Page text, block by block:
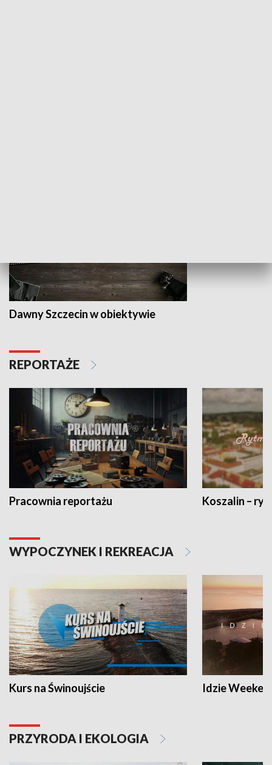
Dawny Szczecin w obiektywie
REPORTAŻE
Pracownia reportażu Koszalin –
WYPOCZYNEK I REKREACJA
Kurs na Świnoujście Idzie
PRZYRODA I EKOLOGIA